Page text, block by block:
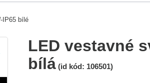
IP65 bílé
LED vestavné
bílá (id kód: 106501)